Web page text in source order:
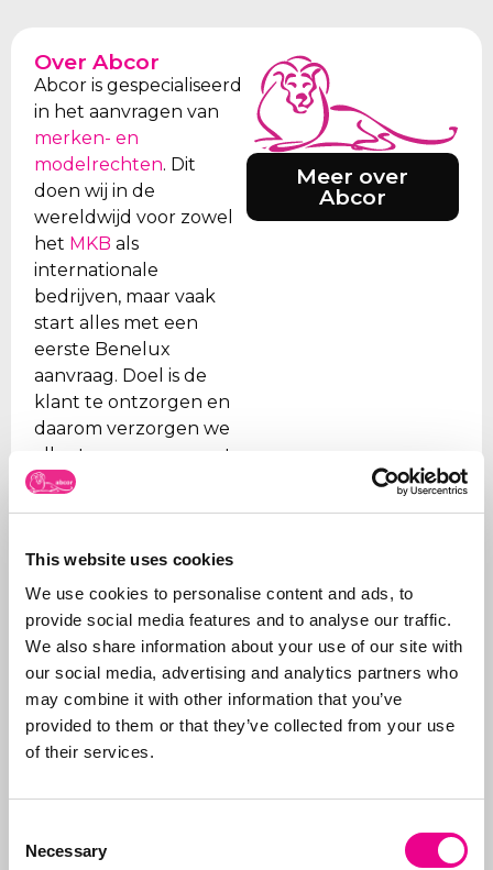
This website uses cookies
We use cookies to personalise content and ads, to
provide social media features and to analyse our traffic.
We also share information about your use of our site with
our social media, advertising and analytics partners who
may combine it with other information that you’ve
provided to them or that they’ve collected from your use
of their services.
Selection
Necessary
Over Abcor
Abcor is gespecialiseerd
in het aanvragen van
merken- en
modelrechten. Dit
doen wij in de
wereldwijd voor zowel
het MKB als
internationale
bedrijven, maar vaak
start alles met een
eerste Benelux
aanvraag. Doel is de
klant te ontzorgen en
daarom verzorgen we
alle stappen, van eerste
advies wat aan te
van merken, beheren
wij ook de portefeuilles
voor onze klanten. Wij
zorgen ervoor dat
merken op tijd worden
vernieuwd, dat de
juiste organisaties
bedrijven) en
Meer over
Abcor